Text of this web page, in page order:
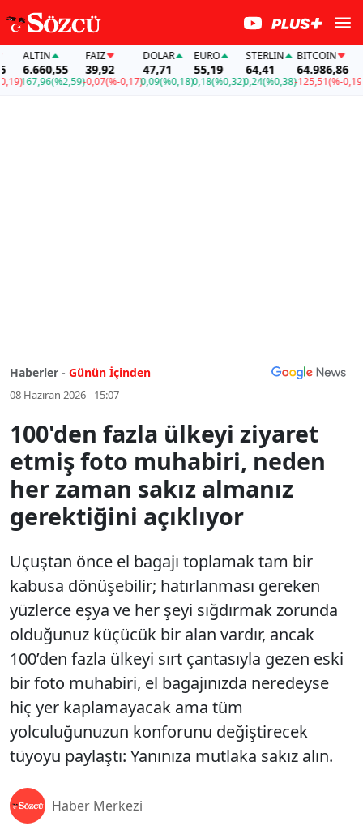
ALTIN
6.660,55
167,96(%2,59)
FAİZ
39,92
-0,07(%-0,17)
DOLAR
47,71
0,09(%0,18)
EURO
55,19
0,18(%0,32)
STERLIN
64,41
0,24(%0,38)
BITCOIN
64.986,86
-125,51(%-0,19)
Haberler - Günün İçinden
08 Haziran 2026 - 15:07
100'den fazla ülkeyi ziyaret
etmiş foto muhabiri, neden
her zaman sakız almanız
gerektiğini açıklıyor
Uçuştan önce el bagajı toplamak tam bir
kabusa dönüşebilir; hatırlanması gereken
yüzlerce eşya ve her şeyi sığdırmak zorunda
olduğunuz küçücük bir alan vardır, ancak
100’den fazla ülkeyi sırt çantasıyla gezen eski
bir foto muhabiri, el bagajınızda neredeyse
hiç yer kaplamayacak ama tüm
yolculuğunuzun konforunu değiştirecek
tüyoyu paylaştı: Yanınıza mutlaka sakız alın.
Haber Merkezi